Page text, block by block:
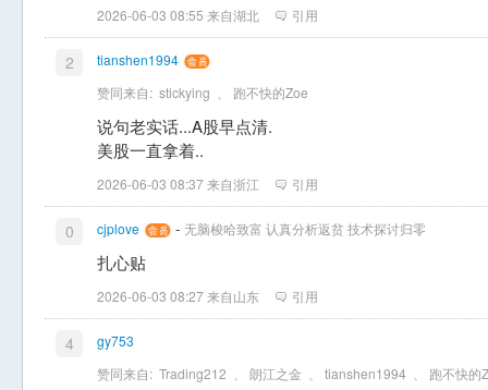
2026-06-03 08:55 来自湖北 引用
2
tianshen1994
赞同来自: stickying 跑不快的Zoe
说句老实话...A股早点清.
美股一直拿着..
2026-06-03 08:37 来自浙江 引用
0 cjplove - 无脑梭哈致富 认真分析返贫 技术探讨归零
扎心贴
2026-06-03 08:27 来自山东 引用
4
gy753
赞同来自: Trading212 朗江之金 tianshen1994 跑不快的